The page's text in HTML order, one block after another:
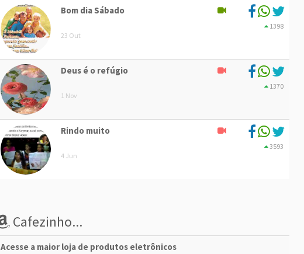
Bom dia Sábado
23 Out
1398
Deus é o refúgio
1 Nov
1370
Rindo muito
4 Jun
3593
Cafezinho...
Acesse a maior loja de produtos eletrônicos